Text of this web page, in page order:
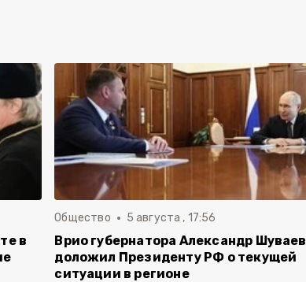
в
Общество 5 августа , 17:56
Врио губернатора Александр Шуваев
доложил Президенту РФ о текущей
ситуации в регионе